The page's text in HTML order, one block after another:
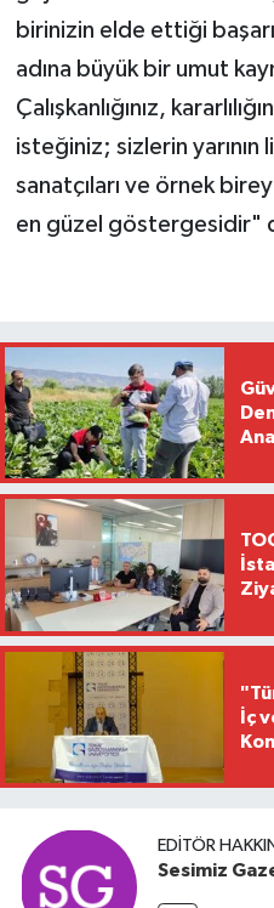
birinizin elde ettiği
adına büyük bir umut
Çalışkanlığınız,
isteğiniz; sizlerin yarının
sanatçıları ve örnek
en güzel göstergesidir"
İç
EDITÖR
Sesimiz